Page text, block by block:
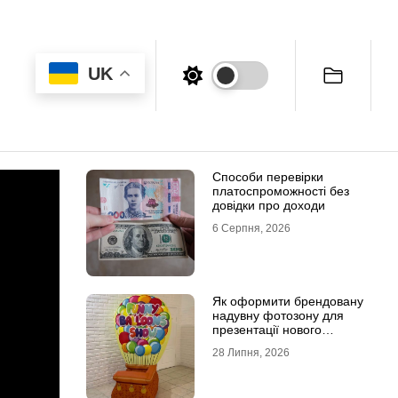
UK
Способи перевірки
платоспроможності без
довідки про доходи
6 Серпня, 2026
Як оформити брендовану
надувну фотозону для
презентації нового
28 Липня, 2026